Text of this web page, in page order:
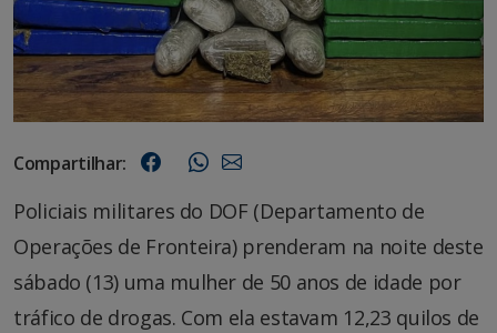
Compartilhar:
Policiais militares do DOF (Departamento de
Operações de Fronteira) prenderam na noite deste
sábado (13) uma mulher de 50 anos de idade por
tráfico de drogas. Com ela estavam 12,23 quilos de